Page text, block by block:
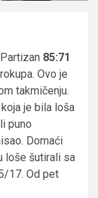
85:71
Ovo je
takmičenju.
je bila loša
puno
Domaći
loše šutirali sa
17. Od pet